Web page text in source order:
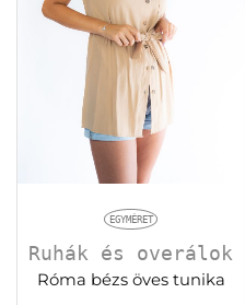
EGYMÉRET
Ruhák és overálok
Róma bézs öves tunika